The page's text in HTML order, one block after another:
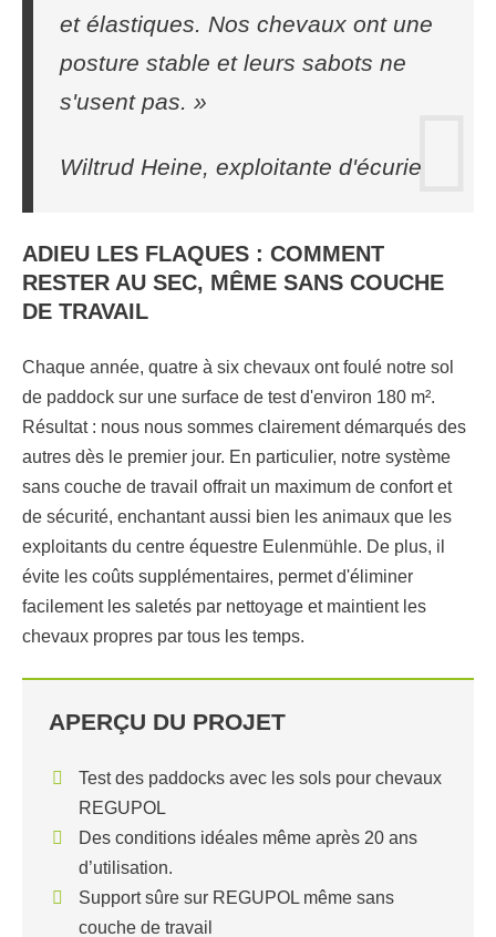
et élastiques. Nos chevaux ont une
posture stable et leurs sabots ne
s'usent pas. »
Wiltrud Heine, exploitante d'écurie
ADIEU LES FLAQUES : COMMENT
RESTER AU SEC, MÊME SANS COUCHE
DE TRAVAIL
Chaque année, quatre à six chevaux ont foulé notre sol
de paddock sur une surface de test d'environ 180 m².
Résultat : nous nous sommes clairement démarqués des
autres dès le premier jour. En particulier, notre système
sans couche de travail offrait un maximum de confort et
de sécurité, enchantant aussi bien les animaux que les
exploitants du centre équestre Eulenmühle. De plus, il
évite les coûts supplémentaires, permet d'éliminer
facilement les saletés par nettoyage et maintient les
chevaux propres par tous les temps.
APERÇU DU PROJET
Test des paddocks avec les sols pour chevaux
REGUPOL
Des conditions idéales même après 20 ans
d’utilisation.
Support sûre sur REGUPOL même sans
couche de travail